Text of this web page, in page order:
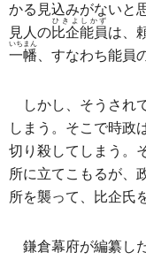
かる見込みがないと
見人の比企能員
ひきよしかず
は、
一幡
いちまん
、すなわち能員
しかし、そうされ
しまう。そこで時政
切り殺してしまう。
所に立てこもるが、
所を襲って、比企氏
鎌倉幕府が編纂し